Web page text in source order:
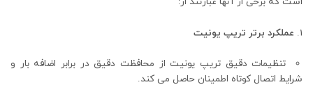
عملکرد برتر تریپ یونیت
تنظیمات دقیق تریپ یونیت از محافظت دقیق در برابر اضافه بار و
شرایط اتصال کوتاه اطمینان حاصل می کند.